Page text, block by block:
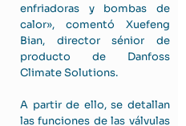
enfriadoras y bombas de
calor», comentó Xuefeng
Bian, director sénior de
producto de Danfoss
Climate Solutions.
A partir de ello, se detallan
las funciones de las válvulas